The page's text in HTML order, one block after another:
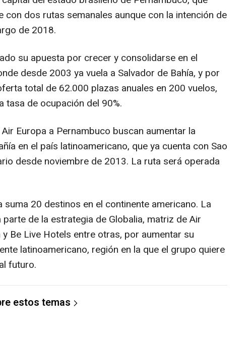
con dos rutas semanales aunque con la intención de
de 2018.
su apuesta por crecer y consolidarse en el
desde 2003 ya vuela a Salvador de Bahía, y por
total de 62.000 plazas anuales en 200 vuelos,
tasa de ocupación del 90%.
Europa a Pernambuco buscan aumentar la
en el país latinoamericano, que ya cuenta con Sao
desde noviembre de 2013. La ruta será operada
suma 20 destinos en el continente americano. La
de la estrategia de Globalia, matriz de Air
Be Live Hotels entre otras, por aumentar su
latinoamericano, región en la que el grupo quiere
futuro.
estos temas